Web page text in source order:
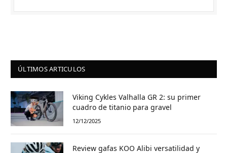
ÚLTIMOS ARTICULOS
Viking Cykles Valhalla GR 2: su primer
cuadro de titanio para gravel
12/12/2025
Review gafas KOO Alibi versatilidad y